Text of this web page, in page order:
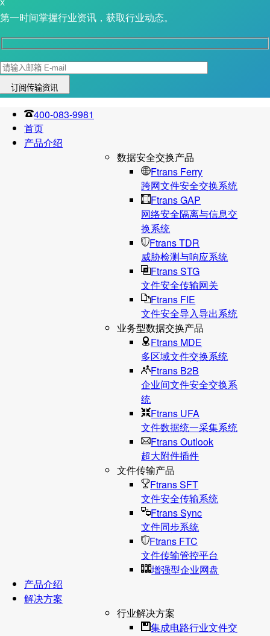
X
第一时间掌握行业资讯，获取行业动态。
400-083-9981
首页
产品介绍
数据安全交换产品
Ftrans Ferry
跨网文件安全交换系统
Ftrans GAP
网络安全隔离与信息交
换系统
Ftrans TDR
威胁检测与响应系统
Ftrans STG
文件安全传输网关
Ftrans FIE
文件安全导入导出系统
业务型数据交换产品
Ftrans MDE
多区域文件交换系统
Ftrans B2B
企业间文件安全交换系
统
Ftrans UFA
文件数据统⼀采集系统
Ftrans Outlook
超大附件插件
文件传输产品
Ftrans SFT
文件安全传输系统
Ftrans Sync
文件同步系统
Ftrans FTC
文件传输管控平台
增强型企业网盘
产品介绍
解决方案
行业解决方案
集成电路行业文件交